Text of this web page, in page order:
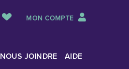
MON COMPTE
NOUS JOINDRE AIDE